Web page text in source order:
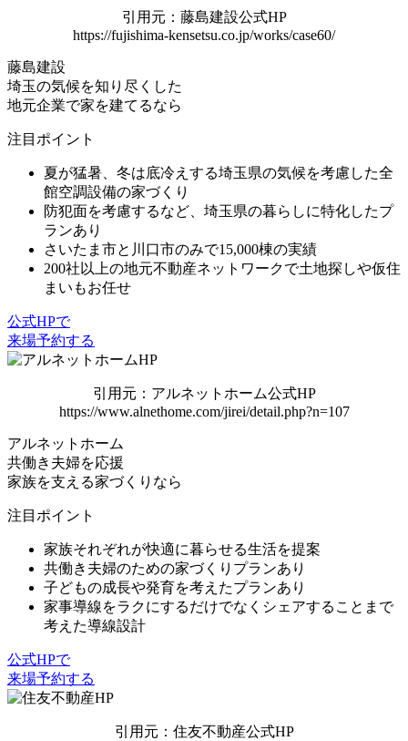
引用元：藤島建設公式HP
https://fujishima-kensetsu.co.jp/works/case60/
藤島建設
埼玉の気候を知り尽くした
地元企業で家を建てるなら
注目ポイント
夏が猛暑、冬は底冷えする埼玉県の気候を考慮した全
館空調設備の家づくり
防犯面を考慮するなど、埼玉県の暮らしに特化したプ
ランあり
さいたま市と川口市のみで15,000棟の実績
200社以上の地元不動産ネットワークで土地探しや仮住
まいもお任せ
公式HPで
来場予約する
引用元：アルネットホーム公式HP
https://www.alnethome.com/jirei/detail.php?n=107
アルネットホーム
共働き夫婦を応援
家族を支える家づくりなら
注目ポイント
家族それぞれが快適に暮らせる生活を提案
共働き夫婦のための家づくりプランあり
子どもの成長や発育を考えたプランあり
家事導線をラクにするだけでなくシェアすることまで
考えた導線設計
公式HPで
来場予約する
引用元：住友不動産公式HP